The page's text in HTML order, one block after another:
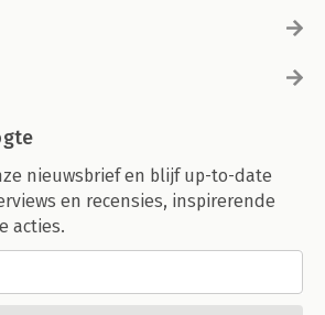
nieuwsbrief en blijf up-to-date
en recensies, inspirerende
acties.